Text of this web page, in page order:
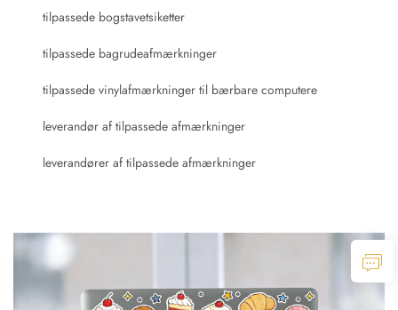
tilpassede bogstavetsiketter
tilpassede bagrudeafmærkninger
tilpassede vinylafmærkninger til bærbare computere
leverandør af tilpassede afmærkninger
leverandører af tilpassede afmærkninger